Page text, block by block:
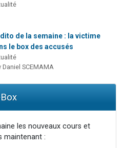
de la semaine : la victime
le box des accusés
Daniel SCEMAMA
les nouveaux cours et
maintenant :